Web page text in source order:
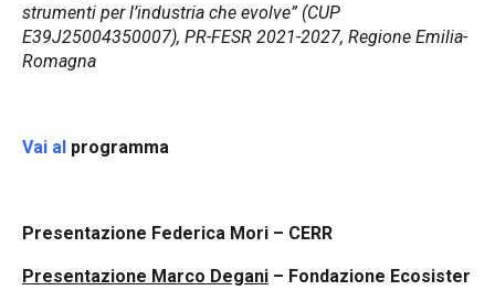
strumenti per l’industria che evolve” (CUP
E39J25004350007), PR-FESR 2021-2027, Regione Emilia-
Romagna
Vai al programma
Presentazione Federica Mori – CERR
Presentazione Marco Degani – Fondazione Ecosister